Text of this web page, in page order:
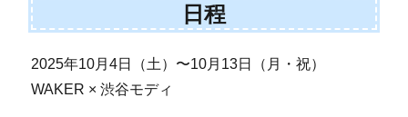
日程
2025年10月4日（土）〜10月13日（月・祝）
WAKER × 渋谷モディ